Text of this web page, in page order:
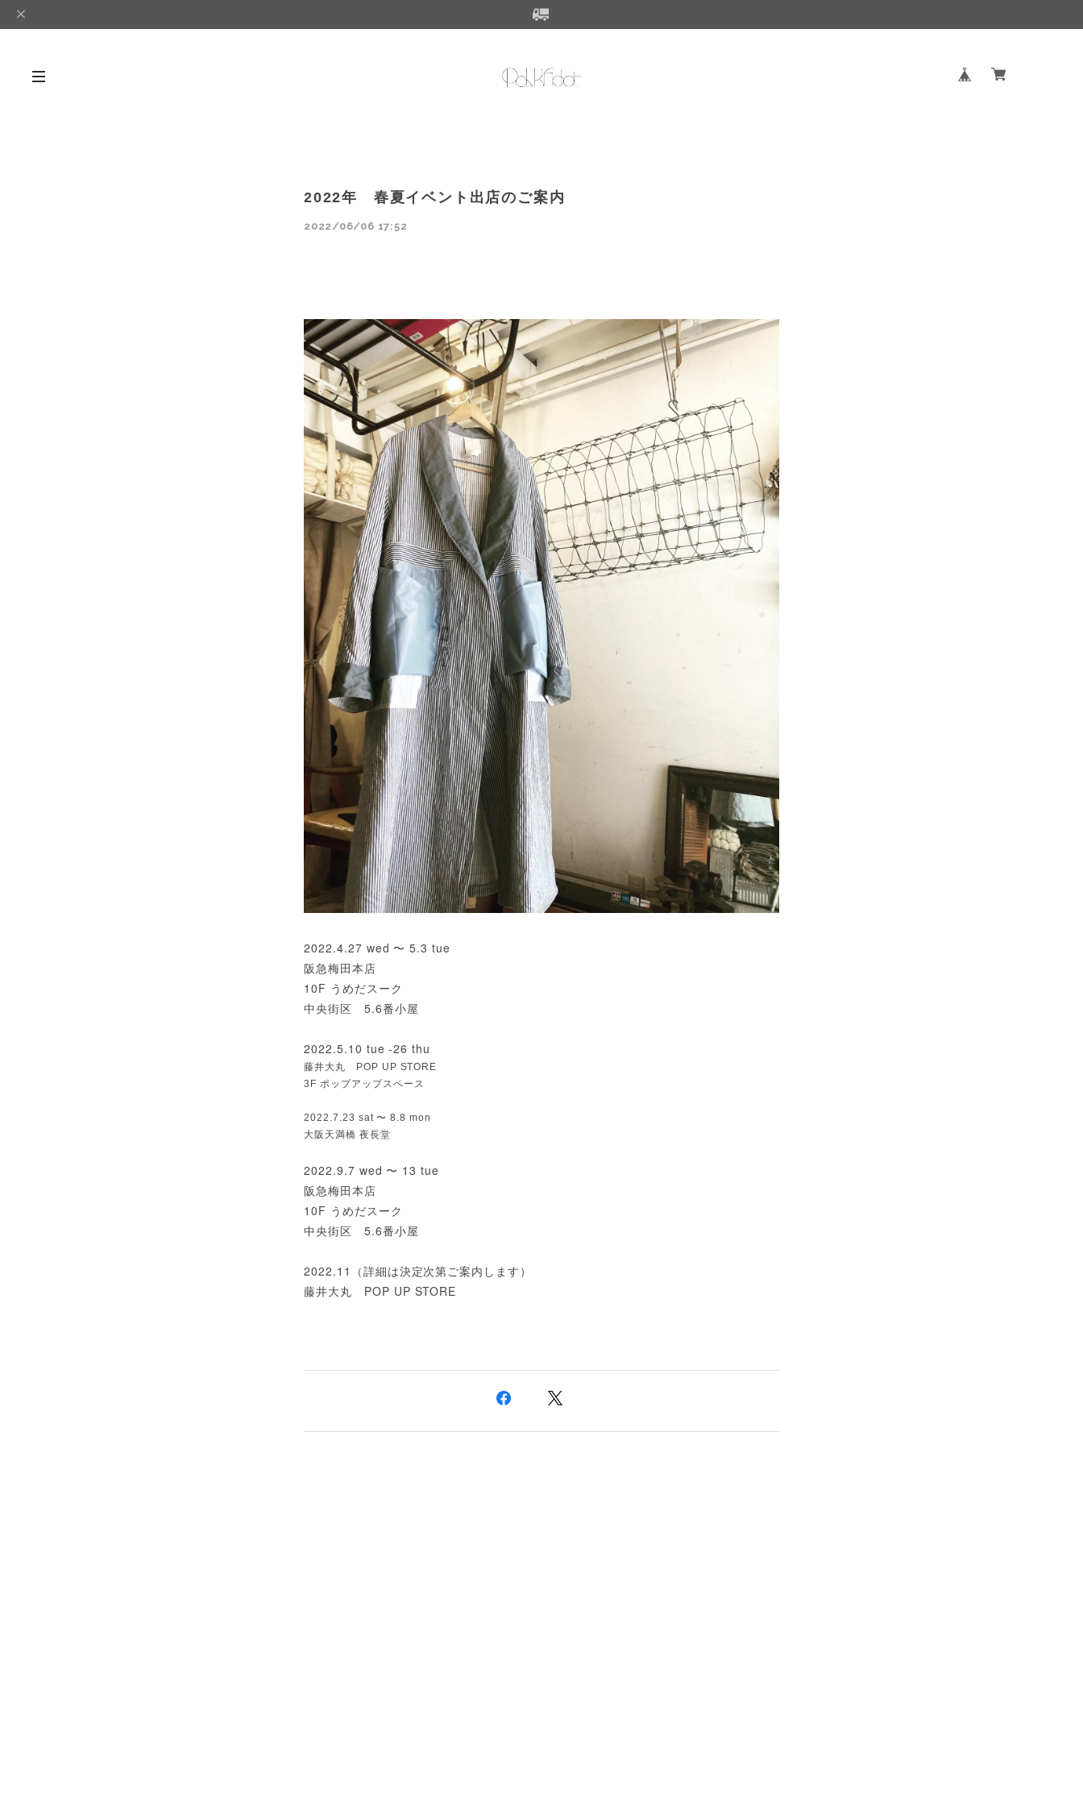
2022年 春夏イベント出店のご案内
2022/06/06 17:52
2022.4.27 wed 〜 5.3 tue
阪急梅田本店
10F うめだスーク
中央街区 5.6番小屋
2022.5.10 tue -26 thu
藤井大丸 POP UP STORE
3F ポップアップスペース
2022.7.23 sat 〜 8.8 mon
大阪天満橋 夜長堂
2022.9.7 wed 〜 13 tue
阪急梅田本店
10F うめだスーク
中央街区 5.6番小屋
2022.11（詳細は決定次第ご案内します）
藤井大丸 POP UP STORE